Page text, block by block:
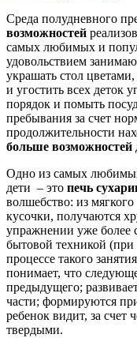
Среда полудневного
возможностей
самых любимых и
удовольствием
украшать стол
и угостить всех деток
порядок и помыть
пребывания за счет
продолжительности
больше возможностей
Одно из самых
дети – это печь
волшебство: из
кусочки, получаются
упражнении уже более
бытовой техникой (при
процессе такого
понимает, что
предыдущего;
части; формируются
ребенок видит, за счет
твердыми.